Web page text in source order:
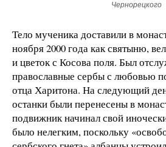
Чернорецкого
Тело мученика доставили в
ноября 2000 года как святыню,
и цветок с Косова поля. Был
православные сербы с любовью
отца Харитона. На следующий
останки были перенесены в
подвижник начинал свой
было нелегким, поскольку